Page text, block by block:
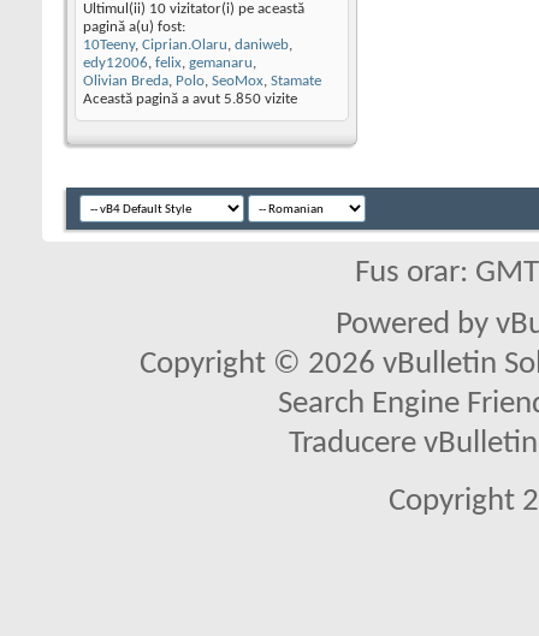
Ultimul(ii) 10 vizitator(i) pe această
pagină a(u) fost:
10Teeny, Ciprian.Olaru, daniweb,
edy12006, felix, gemanaru,
Olivian Breda, Polo, SeoMox, Stamate
Această pagină a avut 5.850 vizite
Fus orar:
Powered by
Copyright © 2026 vBulletin
Search Engine
Traducere
Copyright